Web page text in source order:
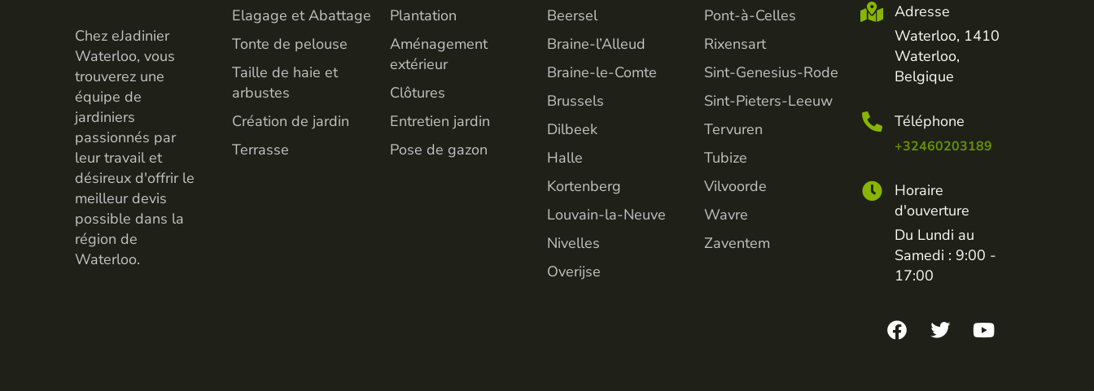
Chez eJadinier
Waterloo, vous
trouverez une
équipe de
jardiniers
passionnés par
leur travail et
désireux d'offrir le
meilleur devis
possible dans la
région de
Waterloo.
Elagage et Abattage
Tonte de pelouse
Taille de haie et
arbustes
Création de jardin
Terrasse
Plantation
Aménagement
extérieur
Clôtures
Entretien jardin
Pose de gazon
Beersel
Braine-l’Alleud
Braine-le-Comte
Brussels
Dilbeek
Halle
Kortenberg
Louvain-la-Neuve
Nivelles
Overijse
Pont-à-Celles
Rixensart
Sint-Genesius-Rode
Sint-Pieters-Leeuw
Tervuren
Tubize
Vilvoorde
Wavre
Zaventem
Adresse
Waterloo, 1410
Waterloo,
Belgique
Téléphone
+32460203189
Horaire
d'ouverture
Du Lundi au
Samedi : 9:00 -
17:00